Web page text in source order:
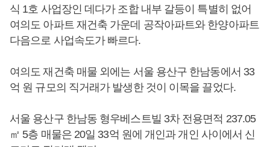
식 1호 사업장인 데다가 조합 내부 갈등이 특별히 없어
여의도 아파트 재건축 가운데 공작아파트와 한양아파트
다음으로 사업속도가 빠르다.
여의도 재건축 매물 외에는 서울 용산구 한남동에서 33
억 원 규모의 직거래가 발생한 것이 이목을 끌었다.
서울 용산구 한남동 형우베스트빌 3차 전용면적 237.05
㎡ 5층 매물은 20일 33억 원에 개인과 개인 사이에서 신